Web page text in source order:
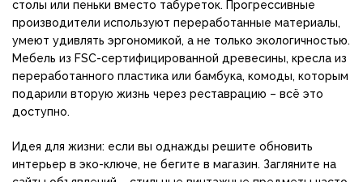
столы или пеньки вместо табуреток. Прогрессивные
производители используют переработанные материалы,
умеют удивлять эргономикой, а не только экологичностью.
Мебель из FSC-сертифицированной древесины, кресла из
переработанного пластика или бамбука, комоды, которым
подарили вторую жизнь через реставрацию – всё это
доступно.
Идея для жизни: если вы однажды решите обновить
интерьер в эко-ключе, не бегите в магазин. Загляните на